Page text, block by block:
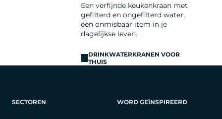
Een verfijnde keukenkraan met
gefilterd en ongefilterd water,
een onmisbaar item in je
dagelijkse leven.
DRINKWATERKRANEN VOOR
THUIS
SECTOREN WORD GEÏNSPIREERD